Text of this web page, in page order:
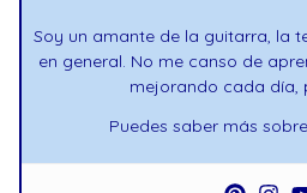
Soy un amante de la guitarra, la
en general. No me canso de
mejorando cada día,
Puedes saber más